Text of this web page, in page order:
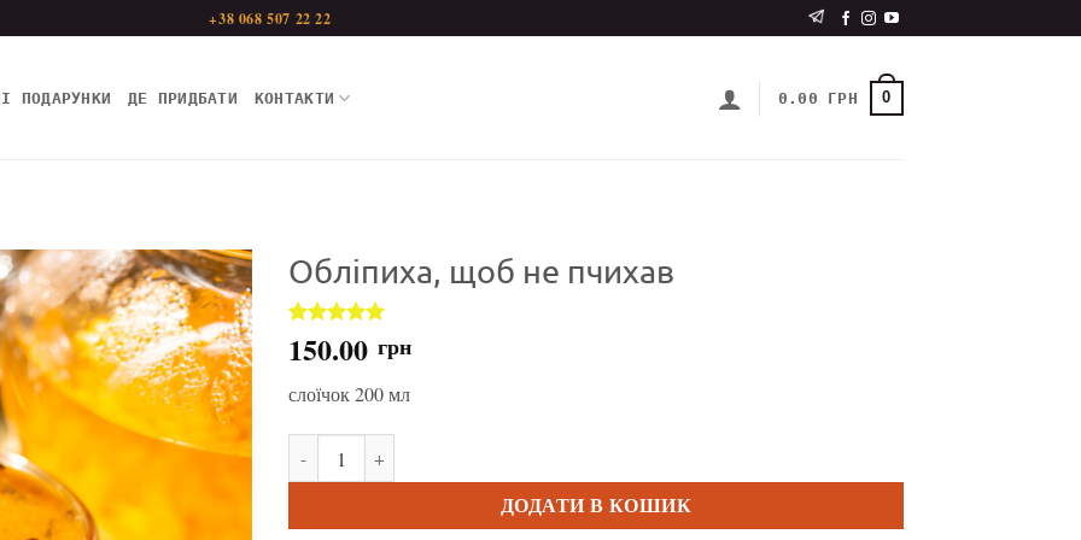
+38 068 507 22 22
ПОДАРУНКИ ДЕ ПРИДБАТИ КОНТАКТИ 0.00 ГРН 0
Обліпиха, щоб не пчихав
Рейтинг
з 5 на
опитування
1
150.00 грн
слоїчок 200 мл
ДОДАТИ В КОШИК